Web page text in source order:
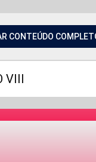
CONTEÚDO
VIII